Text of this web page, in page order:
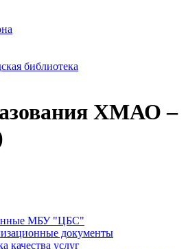
библиотека
ХМАО –
МБУ "ЦБС"
документы
качества услуг